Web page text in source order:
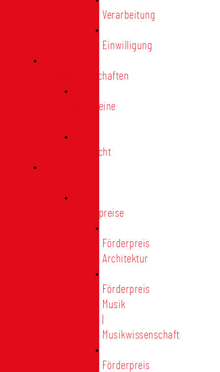
Verarbeitung
Einwilligung
Tischgemeinschaften
Allgemeine
Übersicht
Förderpreise
Förderpreis
Architektur
Förderpreis
Musik
Musikwissenschaft
Förderpreis